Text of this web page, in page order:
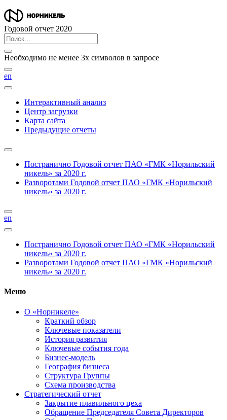
Годовой отчет 2020
Необходимо не менее 3х символов в запросе
en
Интерактивный анализ
Центр загрузки
Карта сайта
Предыдущие отчеты
Постранично Годовой отчет ПАО «ГМК «Норильский
никель» за 2020 г.
Разворотами Годовой отчет ПАО «ГМК «Норильский
никель» за 2020 г.
en
Постранично Годовой отчет ПАО «ГМК «Норильский
никель» за 2020 г.
Разворотами Годовой отчет ПАО «ГМК «Норильский
никель» за 2020 г.
Меню
О «Норникеле»
Краткий обзор
Ключевые показатели
История развития
Ключевые события года
Бизнес-модель
География бизнеса
Структура Группы
Схема производства
Стратегический отчет
Закрытие плавильного цеха
Обращение Председателя Совета Директоров